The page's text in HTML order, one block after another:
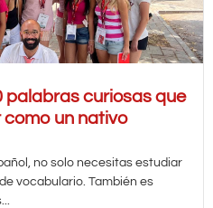
palabras curiosas que
un nativo
no solo necesitas estudiar
vocabulario. También es